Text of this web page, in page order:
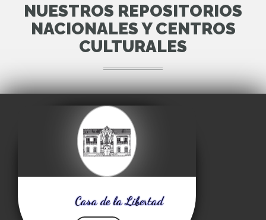
NUESTROS REPOSITORIOS
NACIONALES Y CENTROS
CULTURALES
Casa de la Libertad